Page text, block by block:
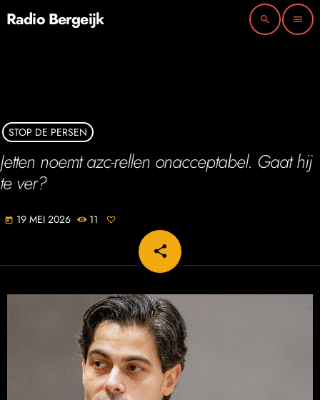
Radio Bergeijk search menu
STOP DE PERSEN
Jetten noemt azc-rellen onacceptabel. Gaat hij
te ver?
today 19 MEI 2026 11
share
email